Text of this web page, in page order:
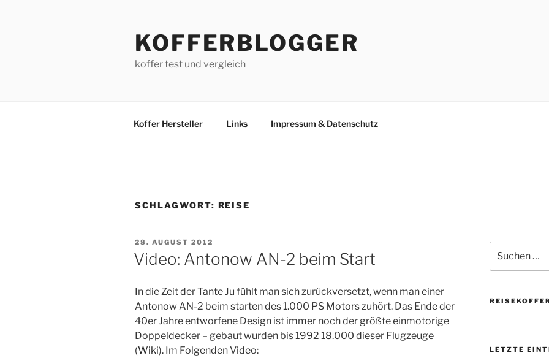
KOFFERBLOGGER
koffer test und vergleich
Koffer Hersteller Links Impressum & Datenschutz
SCHLAGWORT: REISE
VERÖFFENTLICHT
AM
28. AUGUST 2012
Video: Antonow AN-2 beim Start
In die Zeit der Tante Ju fühlt man sich zurückversetzt, wenn man einer
Antonow AN-2 beim starten des 1.000 PS Motors zuhört. Das Ende der
40er Jahre entworfene Design ist immer noch der größte einmotorige
Doppeldecker – gebaut wurden bis 1992 18.000 dieser Flugzeuge
(Wiki). Im Folgenden Video:
nach:
LETZTE